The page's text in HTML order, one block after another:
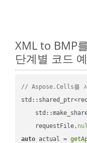
XML to BMP
단계별 코드 예
// Aspose.Cells를 사
    requestFile,
auto actual =